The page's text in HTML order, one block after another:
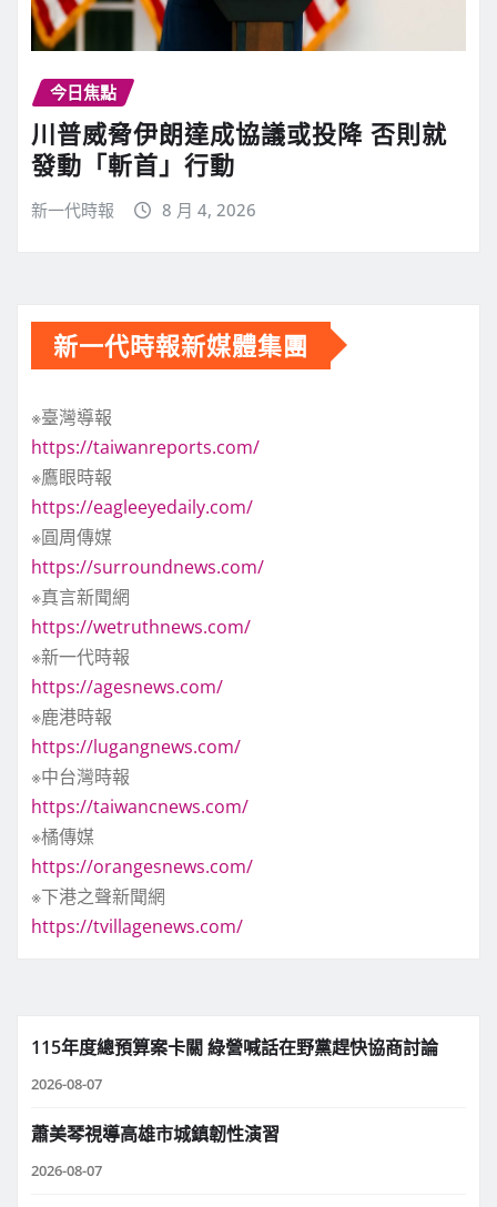
今日焦點
川普威脅伊朗達成協議或投降 否則就
發動「斬首」行動
新一代時報 8 月 4, 2026
新一代時報新媒體集團
※臺灣導報
https://taiwanreports.com/
※鷹眼時報
https://eagleeyedaily.com/
※圓周傳媒
https://surroundnews.com/
※真言新聞網
https://wetruthnews.com/
※新一代時報
https://agesnews.com/
※鹿港時報
https://lugangnews.com/
※中台灣時報
https://taiwancnews.com/
※橘傳媒
https://orangesnews.com/
※下港之聲新聞網
https://tvillagenews.com/
115年度總預算案卡關 綠營喊話在野黨趕快協商討論
2026-08-07
蕭美琴視導高雄市城鎮韌性演習
2026-08-07